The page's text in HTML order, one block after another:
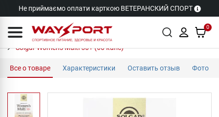
Не приймаємо оплати карткою ВЕТЕРАНСКИЙ СПОРТ
0
Solgar Women's Multi 50+ (60 капс)
Все о товаре Характеристики Оставить отзыв Фото